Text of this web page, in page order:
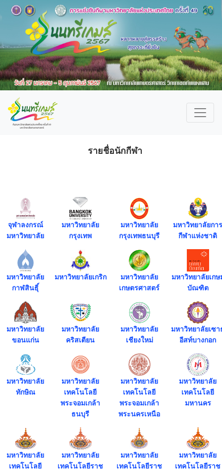
รายชื่อนักกีฬา
จุฬาลงกรณ์
มหาวิทยาลัย
มหาวิทยาลัย
กรุงเทพ
มหาวิทยาลัย
กรุงเทพธนบุรี
มหาวิทยาลัยการ
กีฬาแห่งชาติ
มหาวิทยาลัย
กาฬสินธุิ์
มหาวิทยาลัยเกริก
มหาวิทยาลัย
เกษตรศาสตร์
มหาวิทยาลัยเกษ
บัณฑิต
มหาวิทยาลัย
ขอนแก่น
มหาวิทยาลัย
คริสเตียน
มหาวิทยาลัย
เชียงใหม่
มหาวิทยาลัยเซา
อีสท์บางกอก
มหาวิทยาลัย
ทักษิณ
มหาวิทยาลัย
เทคโนโลยี
พระจอมเกล้า
ธนบุรี
มหาวิทยาลัย
เทคโนโลยี
พระจอมเกล้า
พระนครเหนือ
มหาวิทยาลัย
เทคโนโลยี
มหานคร
มหาวิทยาลัย
เทคโนโลยี
มหาวิทยาลัย
เทคโนโลยีราช
มหาวิทยาลัย
เทคโนโลยีราช
มหาวิทยาลัย
เทคโนโลยีราช